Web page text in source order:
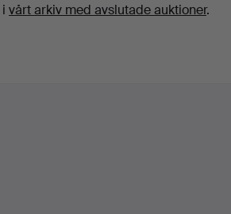
vårt arkiv med avslutade auktioner.